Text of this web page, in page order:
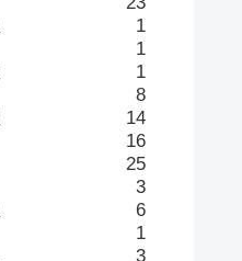
1
1
1
8
14
16
25
3
6
1
3